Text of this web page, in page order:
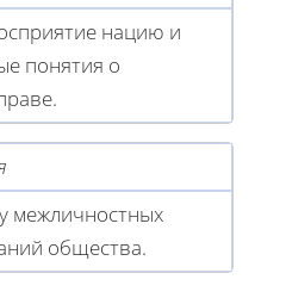
нацию и
понятия о
межличностных
общества.